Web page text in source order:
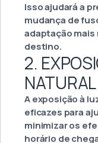
Isso ajudará a
mudança de
adaptação mais
destino.
2.
NATURAL
A exposição à
eficazes para
minimizar os
horário de